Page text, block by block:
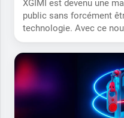
XGIMI est devenu une
public sans forcément
technologie. Avec ce
choses vont